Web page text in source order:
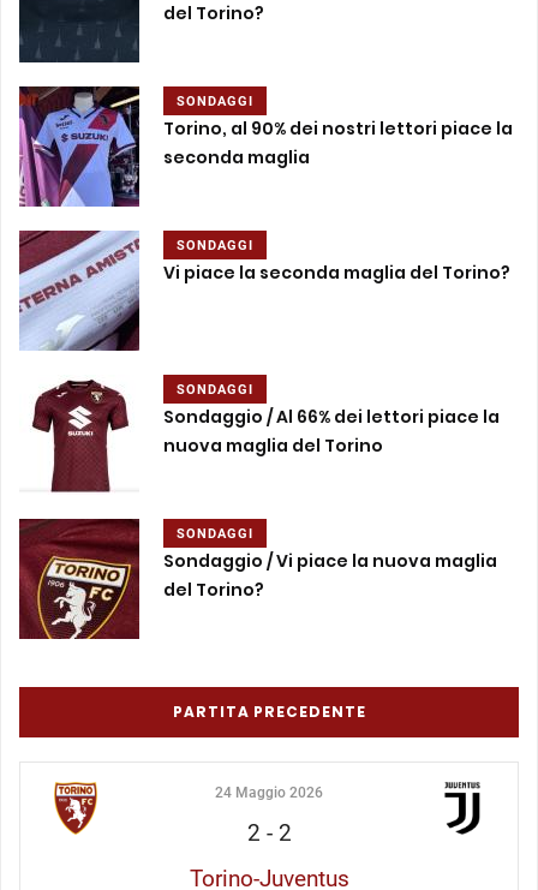
del Torino?
SONDAGGI
Torino, al 90% dei nostri lettori piace la
seconda maglia
SONDAGGI
Vi piace la seconda maglia del Torino?
SONDAGGI
Sondaggio / Al 66% dei lettori piace la
nuova maglia del Torino
SONDAGGI
Sondaggio / Vi piace la nuova maglia
del Torino?
PARTITA PRECEDENTE
24 Maggio 2026
2 - 2
Torino-Juventus